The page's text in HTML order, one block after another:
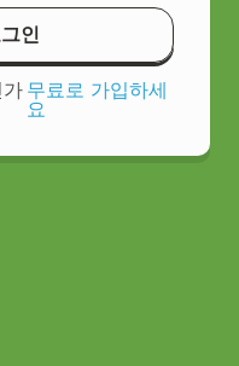
인
무료로 가입하세
요